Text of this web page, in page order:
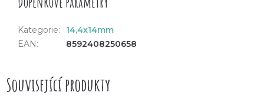
Kategorie:
14,4x14mm
EAN: 8592408250658
Související produkty